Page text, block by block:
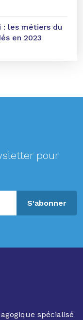
les métiers du
en 2023
pour
S'abonner
spécialisé